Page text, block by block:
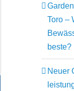
Toro –
beste?
Neuer